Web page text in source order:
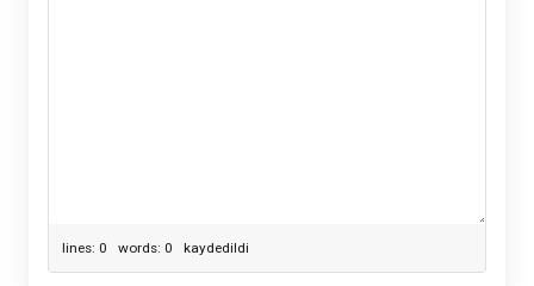
lines: 0 words: 0 kaydedildi